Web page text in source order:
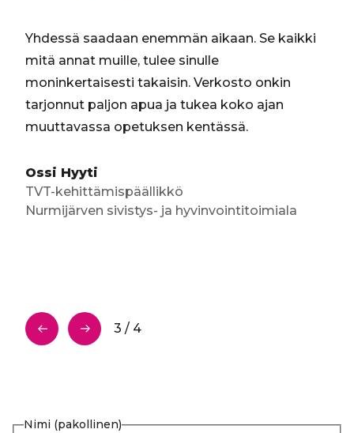
e
t
Yhdessä saadaan enemmän aikaan. Se kaikki
mitä annat muille, tulee sinulle
moninkertaisesti takaisin. Verkosto onkin
tarjonnut paljon apua ja tukea koko ajan
muuttavassa opetuksen kentässä.
Ossi Hyyti
TVT-kehittämispäällikkö
Nurmijärven sivistys- ja hyvinvointitoimiala
3 / 4
Nimi (pakollinen)